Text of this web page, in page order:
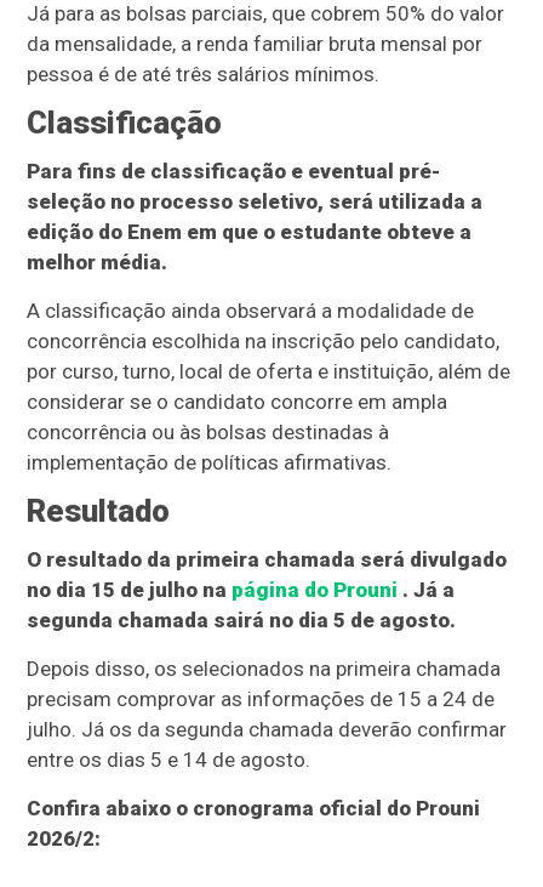
Já para as bolsas parciais, que cobrem 50% do valor
da mensalidade, a renda familiar bruta mensal por
pessoa é de até três salários mínimos.
Classificação
Para fins de classificação e eventual pré-
seleção no processo seletivo, será utilizada a
edição do Enem em que o estudante obteve a
melhor média.
A classificação ainda observará a modalidade de
concorrência escolhida na inscrição pelo candidato,
por curso, turno, local de oferta e instituição, além de
considerar se o candidato concorre em ampla
concorrência ou às bolsas destinadas à
implementação de políticas afirmativas.
Resultado
O resultado da primeira chamada será divulgado
no dia 15 de julho na página do Prouni . Já a
segunda chamada sairá no dia 5 de agosto.
Depois disso, os selecionados na primeira chamada
precisam comprovar as informações de 15 a 24 de
julho. Já os da segunda chamada deverão confirmar
entre os dias 5 e 14 de agosto.
Confira abaixo o cronograma oficial do Prouni
2026/2: